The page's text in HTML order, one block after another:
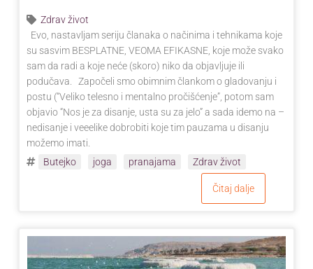
Zdrav život
Evo, nastavljam seriju članaka o načinima i tehnikama koje
su sasvim BESPLATNE, VEOMA EFIKASNE, koje može svako
sam da radi a koje neće (skoro) niko da objavljuje ili
podučava. Započeli smo obimnim člankom o gladovanju i
postu (“Veliko telesno i mentalno pročišćenje”, potom sam
objavio “Nos je za disanje, usta su za jelo” a sada idemo na –
nedisanje i veeelike dobrobiti koje tim pauzama u disanju
možemo imati.
Butejko
joga pranajama Zdrav život
Čitaj dalje